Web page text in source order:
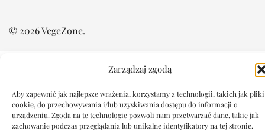
Zarządzaj zgodą
Aby zapewnić jak najlepsze wrażenia, korzystamy z technologii, takich jak pliki
cookie, do przechowywania i/lub uzyskiwania dostępu do informacji o
urządzeniu. Zgoda na te technologie pozwoli nam przetwarzać dane, takie jak
zachowanie podczas przeglądania lub unikalne identyfikatory na tej stronie.
© 2026 VegeZone.